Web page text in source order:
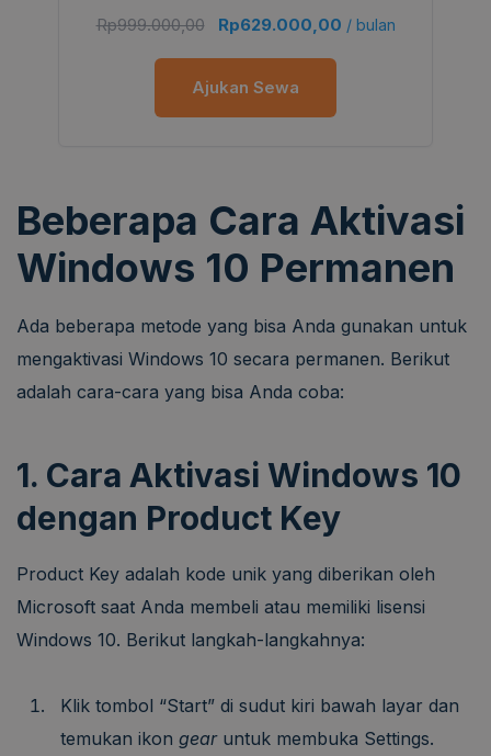
Rp999.000,00 Rp629.000,00 / bulan
Ajukan Sewa
Beberapa Cara Aktivasi
Windows 10 Permanen
Ada beberapa metode yang bisa Anda gunakan untuk
mengaktivasi Windows 10 secara permanen. Berikut
adalah cara-cara yang bisa Anda coba:
1. Cara Aktivasi Windows 10
dengan Product Key
Product Key adalah kode unik yang diberikan oleh
Microsoft saat Anda membeli atau memiliki lisensi
Windows 10. Berikut langkah-langkahnya:
Klik tombol “Start” di sudut kiri bawah layar dan
temukan ikon gearuntuk membuka Settings.